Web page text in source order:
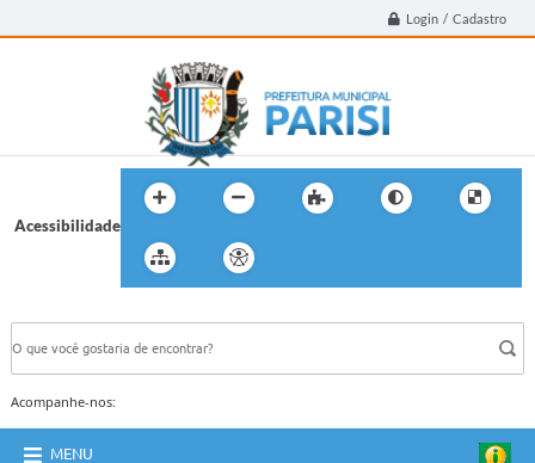
Login / Cadastro
Acessibilidade
Acompanhe-nos:
MENU